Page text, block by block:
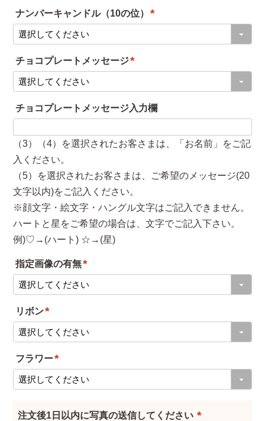
須
ナンバーキャンドル（10の位）
必
チョコプレートメッセージ
必
須
チョコプレートメッセージ入力欄
（3）（4）を選択されたお客さまは、「お名前」をご記
入ください。
（5）を選択されたお客さまは、ご希望のメッセージ(20
文字以内)をご記入ください。
※顔文字・絵文字・ハングル文字はご記入できません。
ハートと星をご希望の場合は、文字でご記入下さい。
例)♡→(ハート) ☆→(星)
指定画像の有無
必
リボン
(
必
須
)
フラワー
(
必
須
注文後1日以内に写真の送信してください